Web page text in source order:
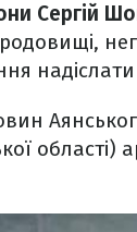
Сергій
області)